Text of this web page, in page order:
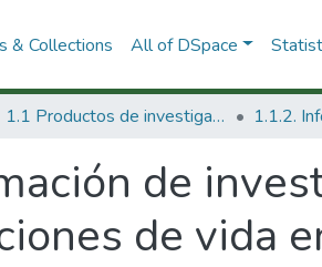
& Collections All of DSpace
1.1 Productos de investigación 1.1.2.
de
de vida